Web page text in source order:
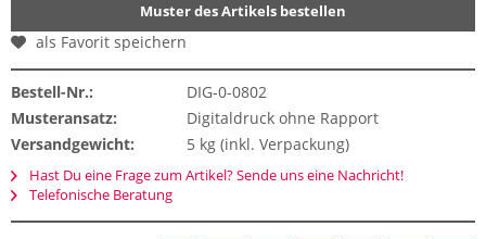
Muster des Artikels bestellen
als Favorit speichern
Bestell-Nr.:
DIG-0-0802
Musteransatz:
Digitaldruck ohne Rapport
Versandgewicht:
5 kg (inkl. Verpackung)
Hast Du eine Frage zum Artikel? Sende uns eine Nachricht!
Telefonische Beratung